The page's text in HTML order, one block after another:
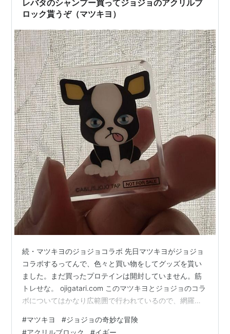
レバタのシャンプー買ってジョジョのアクリルブ
ロック貰うぞ（マツキヨ）
続・マツキヨのジョジョコラボ 先日マツキヨがジョジョ
コラボするってんで、色々と買い物をしてグッズを貰い
ました。まだ買ったプロテインは開封していません。筋
トレせな。 ojigatari.com このマツキヨとジョジョのコラ
ボについてはかなり広範囲で行われているので、網羅は
熱い内容でした。 マンダム社のレバタを買えばジョジョ
#マツキヨ #ジョジョの奇妙な冒険